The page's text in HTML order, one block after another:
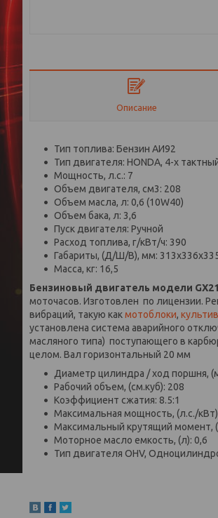
Описание
Тип топлива: Бензин АИ92
Тип двигателя: HONDA, 4-х
Мощность, л.с.: 7
Объем двигателя, см3: 208
Объем масла, л: 0,6 (10W40)
Объем бака, л: 3,6
Пуск двигателя: Ручной
Расход топлива, г/кВт/ч: 390
Габариты, (Д/Ш/В), мм:
Масса, кг: 16,5
Бензиновый двигатель модели
моточасов. Изготовлен по лицензии.
вибраций, такую какмотоблоки,
установлена система аварийного
масляного типа) поступающего в
целом. Вал горизонтальный 20 мм
Диаметр цилиндра / ход поршня,
Рабочий объем, (см.куб): 208
Коэффициент сжатия: 8.5:1
Максимальная мощность, (л.с./
Максимальный крутящий момент,
Моторное масло емкость, (л): 0,6
Тип двигателя OHV,